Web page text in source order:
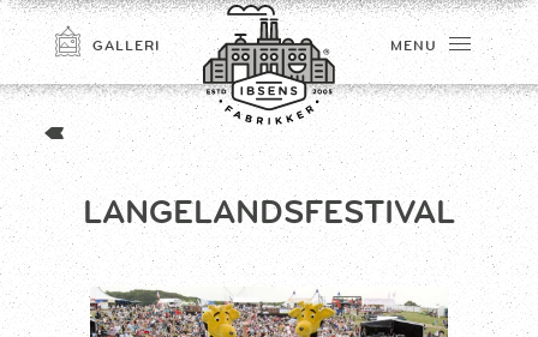
GALLERI MENU
LANGELANDSFESTIVAL